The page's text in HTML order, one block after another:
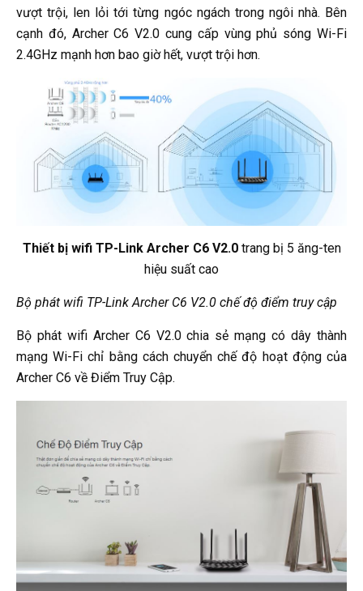
vượt trội, len lỏi tới từng ngóc ngách trong ngôi nhà. Bên
cạnh đó, Archer C6 V2.0 cung cấp vùng phủ sóng Wi-Fi
2.4GHz mạnh hơn bao giờ hết, vượt trội hơn.
Thiết bị wifi TP-Link Archer C6 V2.0trang bị 5 ăng-ten
hiệu suất cao
Bộ phát wifi TP-Link Archer C6 V2.0 chế độ điểm truy cập
Bộ phát wifi Archer C6 V2.0 chia sẻ mạng có dây thành
mạng Wi-Fi chỉ bằng cách chuyển chế độ hoạt động của
Archer C6 về Điểm Truy Cập.